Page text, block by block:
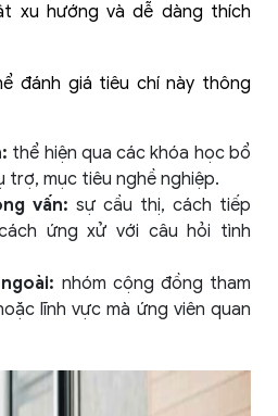
xu hướng và dễ dàng thích
đánh giá tiêu chí này thông
thể hiện qua các khóa học bổ
trợ, mục tiêu nghề nghiệp.
vấn: sự cầu thị, cách tiếp
ứng xử với câu hỏi tình
nhóm cộng đồng tham
lĩnh vực mà ứng viên quan